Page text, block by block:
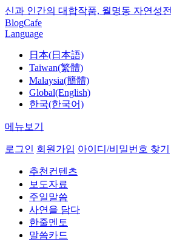
신과 인간의 대합작품, 월명동 자연성전
BlogCafe
Language
日本(日本語)
Taiwan(繁體)
Malaysia(簡體)
Global(English)
한국(한국어)
메뉴보기
로그인 회원가입 아이디/비밀번호 찾기
추천컨텐츠
보도자료
주일말씀
사연을 담다
한줄멘토
말씀카드